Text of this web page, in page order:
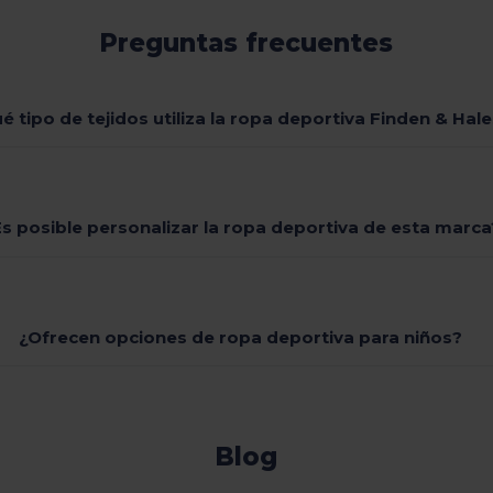
Preguntas frecuentes
tipo de tejidos utiliza la ropa deportiva Finden &
posible personalizar la ropa deportiva de esta
¿Ofrecen opciones de ropa deportiva para niños?
Blog